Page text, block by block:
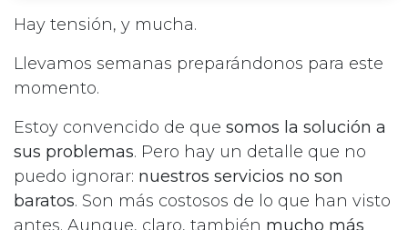
Hay tensión, y mucha.
Llevamos semanas preparándonos para este
momento.
Estoy convencido de que somos la solución a
sus problemas. Pero hay un detalle que no
puedo ignorar: nuestros servicios no son
baratos. Son más costosos de lo que han visto
antes. Aunque, claro, también mucho más